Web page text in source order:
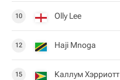
10 Olly Lee
12 Haji Mnoga
15 Каллум Хэрриотт